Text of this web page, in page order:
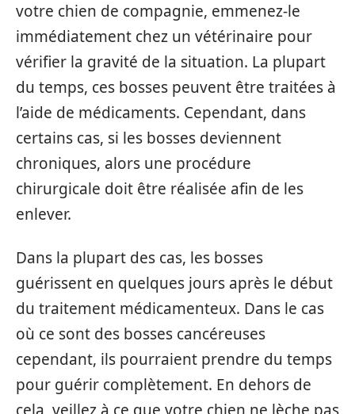
votre chien de compagnie, emmenez-le
immédiatement chez un vétérinaire pour
vérifier la gravité de la situation. La plupart
du temps, ces bosses peuvent être traitées à
l’aide de médicaments. Cependant, dans
certains cas, si les bosses deviennent
chroniques, alors une procédure
chirurgicale doit être réalisée afin de les
enlever.
Dans la plupart des cas, les bosses
guérissent en quelques jours après le début
du traitement médicamenteux. Dans le cas
où ce sont des bosses cancéreuses
cependant, ils pourraient prendre du temps
pour guérir complètement. En dehors de
cela, veillez à ce que votre chien ne lèche pas